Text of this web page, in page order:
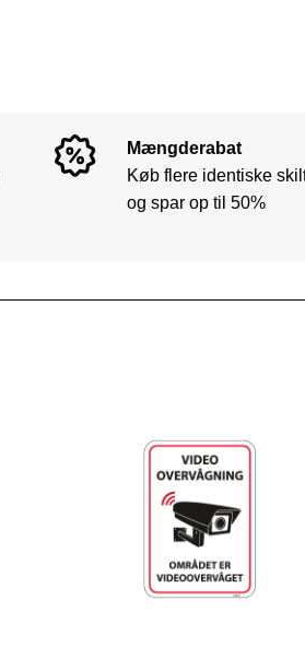
Mængderabat
Køb flere identiske
og spar op til 50%